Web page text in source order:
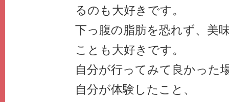
るのも大好きです。
下っ腹の脂肪を恐れず、美
ことも大好きです。
自分が行ってみて良かった
自分が体験したこと、